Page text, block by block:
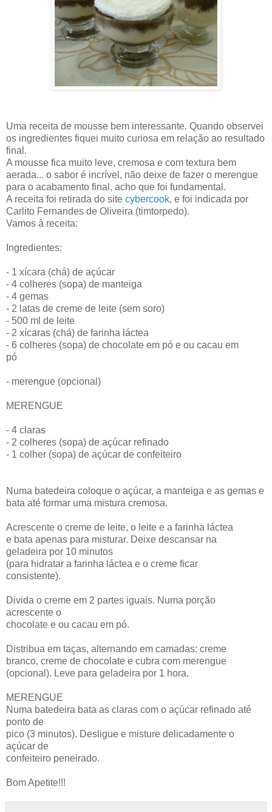
Uma receita de mousse bem interessante. Quando observei
os ingredientes fiquei muito curiosa em relação ao resultado
final.
A mousse fica muito leve, cremosa e com textura bem
aerada... o sabor é incrível, não deixe de fazer o merengue
para o acabamento final, acho que foi fundamental.
A receita foi retirada do site cybercook, e foi indicada por
Carlito Fernandes de Oliveira (timtorpedo).
Vamos à receita:
Ingredientes:
- 1 xícara (chá) de açúcar
- 4 colheres (sopa) de manteiga
- 4 gemas
- 2 latas de creme de leite (sem soro)
- 500 ml de leite
- 2 xícaras (chá) de farinha láctea
- 6 colheres (sopa) de chocolate em pó e ou cacau em
pó
- merengue (opcional)
MERENGUE
- 4 claras
- 2 colheres (sopa) de açúcar refinado
- 1 colher (sopa) de açúcar de confeiteiro
Numa batedeira coloque o açúcar, a manteiga e as gemas e
bata até formar uma mistura cremosa.
Acrescente o creme de leite, o leite e a farinha láctea
e bata apenas para misturar. Deixe descansar na
geladeira por 10 minutos
(para hidratar a farinha láctea e o creme ficar
consistente).
Divida o creme em 2 partes iguais. Numa porção
acrescente o
chocolate e ou cacau em pó.
Distribua em taças, alternando em camadas: creme
branco, creme de chocolate e cubra com merengue
(opcional). Leve para geladeira por 1 hora.
MERENGUE
Numa batedeira bata as claras com o açúcar refinado até
ponto de
pico (3 minutos). Desligue e misture delicadamente o
açúcar de
confeiteiro peneirado.
Bom Apetite!!!